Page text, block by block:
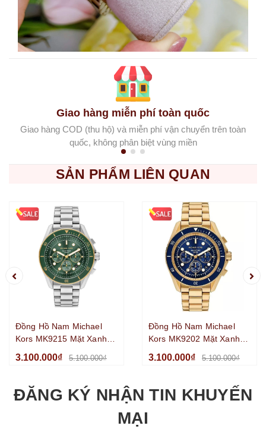
Giao hàng miễn phí toàn quốc
Giao hàng COD (thu hộ) và miễn phí vận chuyển trên toàn
quốc, không phân biệt vùng miền
SẢN PHẨM LIÊN QUAN
Đồng Hồ Nam Michael
Kors MK9215 Mặt Xanh
Xoay Kim Loại Màu Silver
3.100.000₫ 5.100.000₫
Đồng Hồ Nam Michael
Kors MK9202 Mặt Xanh
Benzel Xoay Kim Loại Mạ
3.100.000₫ 5.100.000₫
ĐĂNG KÝ NHẬN TIN KHUYẾN
MẠI